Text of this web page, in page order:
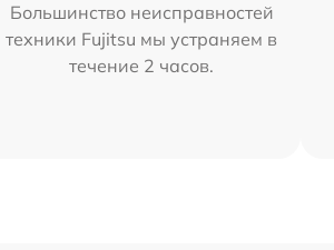
Большинство неисправностей
техники Fujitsu мы устраняем в
течение 2 часов.